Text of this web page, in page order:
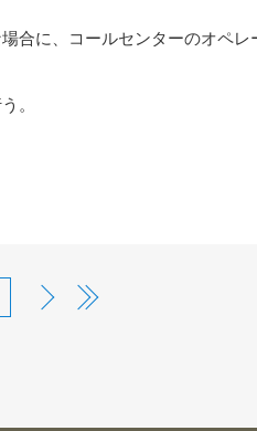
に、コールセンターのオペ
。